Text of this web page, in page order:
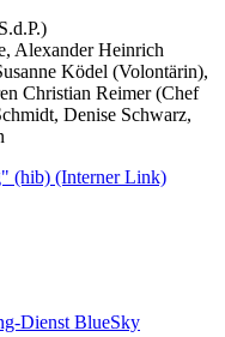
Alexander Heinrich
Ködel (Volontärin),
Christian Reimer (Chef
Denise Schwarz,
(hib) (Interner Link)
Dienst BlueSky